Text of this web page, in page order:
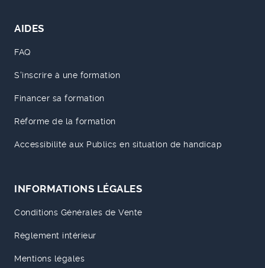
AIDES
FAQ
S'inscrire à une formation
Financer sa formation
Réforme de la formation
Accessibilité aux Publics en situation de handicap
INFORMATIONS LÉGALES
Conditions Générales de Vente
Règlement intérieur
Mentions légales